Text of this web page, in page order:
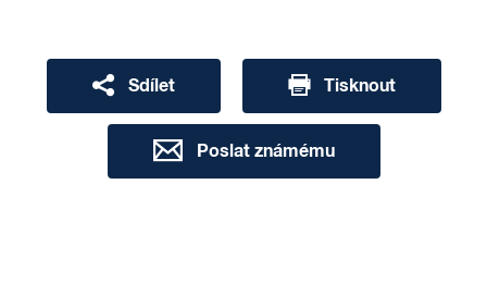
Sdílet Tisknout
Poslat známému